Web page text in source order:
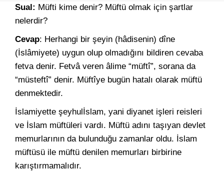
Sual: Müfti kime denir? Müftü olmak için şartlar
nelerdir?
Cevap: Herhangi bir şeyin (hâdisenin) dîne
(İslâmiyete) uygun olup olmadığını bildiren cevaba
fetva denir. Fetvâ veren âlime “müftî”, sorana da
“müsteftî” denir. Müftîye bugün hatalı olarak müftü
denmektedir.
İslamiyette şeyhulİslam, yani diyanet işleri reisleri
ve İslam müftüleri vardı. Müftü adını taşıyan devlet
memurlarının da bulunduğu zamanlar oldu. İslam
müftüsü ile müftü denilen memurları birbirine
karıştırmamalıdır.